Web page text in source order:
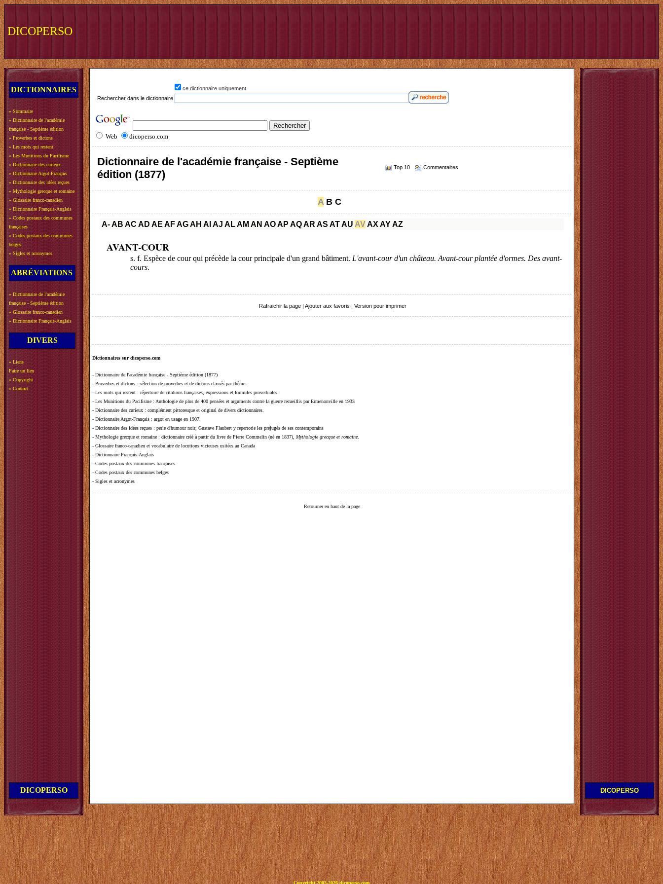
DICOPERSO
DICTIONNAIRES
» Sommaire
» Dictionnaire de l'académie
française - Septième édition
» Proverbes et dictons
» Les mots qui restent
» Les Munitions du Pacifisme
» Dictionnaire des curieux
» Dictionnaire Argot-Français
» Dictionnaire des idées reçues
» Mythologie grecque et romaine
» Glossaire franco-canadien
» Dictionnaire Français-Anglais
» Codes postaux des communes
françaises
» Codes postaux des communes
belges
» Sigles et acronymes
ABRÉVIATIONS
» Dictionnaire de l'académie
française - Septième édition
» Glossaire franco-canadien
» Dictionnaire Français-Anglais
DIVERS
» Liens
Faire un lien
» Copyright
» Contact
DICOPERSO
ce dictionnaire uniquement
Rechercher dans le dictionnaire
Web dicoperso.com
Dictionnaire de l'académie française - Septième
édition (1877)
Top 10 Commentaires
A B C
A-AB AC AD AE AFAGAH AI AJ ALAM AN AOAP AQAR AS ATAU AVAX AYAZ
AVANT-COUR
s. f. Espèce de cour qui précède la cour principale d'un grand bâtiment. L'avant-cour d'un château. Avant-cour plantée d'ormes. Des avant-
cours.
Rafraichir la page | Ajouter aux favoris | Version pour imprimer
Dictionnaires sur dicoperso.com
- Dictionnaire de l'académie française - Septième édition (1877)
- Proverbes et dictons : sélection de proverbes et de dictons classés par thème.
- Les mots qui restent : répertoire de citations françaises, expressions et formules proverbiales
- Les Munitions du Pacifisme : Anthologie de plus de 400 pensées et arguments contre la guerre recueillis par Ermenonville en 1933
- Dictionnaire des curieux : complément pittoresque et original de divers dictionnaires.
- Dictionnaire Argot-Français : argot en usage en 1907.
- Dictionnaire des idées reçues : perle d'humour noir, Gustave Flaubert y répertorie les préjugés de ses contemporains
- Mythologie grecque et romaine : dictionnaire créé à partir du livre de Pierre Commelin (né en 1837), Mythologie grecque et romaine.
- Glossaire franco-canadien et vocabulaire de locutions vicieuses usitées au Canada
- Dictionnaire Français-Anglais
- Codes postaux des communes françaises
- Codes postaux des communes belges
- Sigles et acronymes
Retourner en haut de la page
DICOPERSO
Copyright 2003-2026 dicoperso.com